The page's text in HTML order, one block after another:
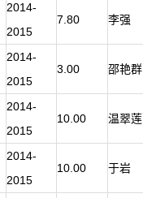
2014-
2015
7.80 李强
2014-
2015
3.00 邵艳群
2014-
2015
10.00 温翠莲
2014-
2015
10.00 于岩